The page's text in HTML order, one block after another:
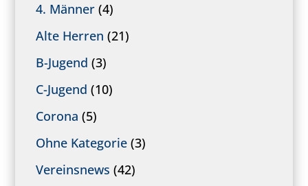
4. Männer (4)
Alte Herren (21)
B-Jugend (3)
C-Jugend (10)
Corona (5)
Ohne Kategorie (3)
Vereinsnews (42)